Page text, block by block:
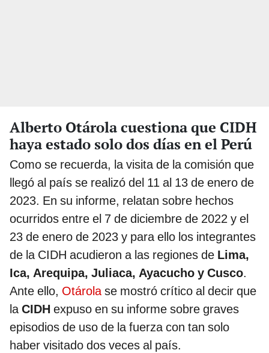
Alberto Otárola cuestiona que CIDH
haya estado solo dos días en el Perú
Como se recuerda, la visita de la comisión que
llegó al país se realizó del 11 al 13 de enero de
2023. En su informe, relatan sobre hechos
ocurridos entre el 7 de diciembre de 2022 y el
23 de enero de 2023 y para ello los integrantes
de la CIDH acudieron a las regiones de Lima,
Ica, Arequipa, Juliaca, Ayacucho y Cusco.
Ante ello, Otárolase mostró crítico al decir que
laCIDH expuso en su informe sobre graves
episodios de uso de la fuerza con tan solo
haber visitado dos veces al país.